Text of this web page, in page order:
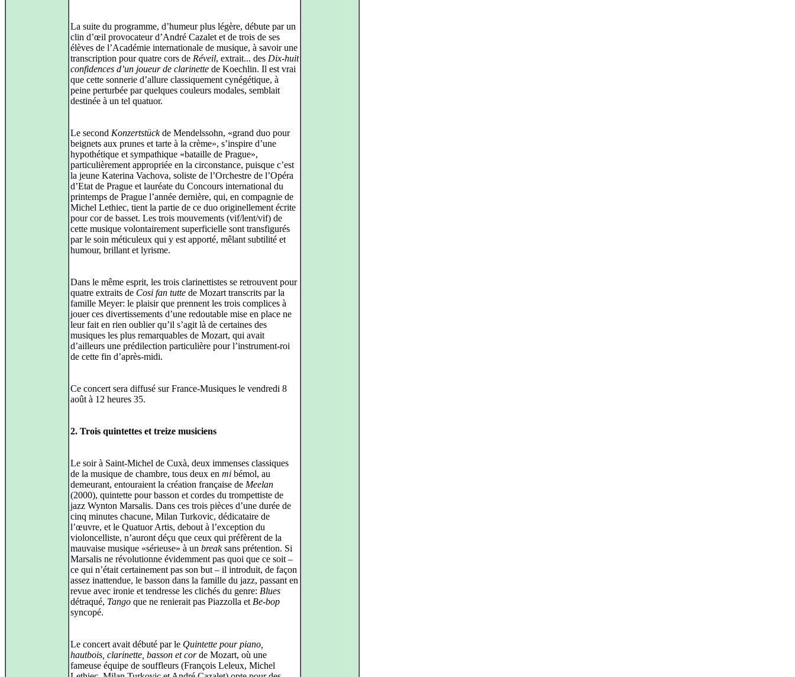
La suite du programme, d’humeur plus légère, débute par un
clin d’œil provocateur d’André Cazalet et de trois de ses
élèves de l’Académie internationale de musique, à savoir une
transcription pour quatre cors de Réveil, extrait... des Dix-huit
confidences d’un joueur de clarinette de Koechlin. Il est vrai
que cette sonnerie d’allure classiquement cynégétique, à
peine perturbée par quelques couleurs modales, semblait
destinée à un tel quatuor.
Le second Konzertstückde Mendelssohn, «grand duo pour
beignets aux prunes et tarte à la crème», s’inspire d’une
hypothétique et sympathique «bataille de Prague»,
particulièrement appropriée en la circonstance, puisque c’est
la jeune Katerina Vachova, soliste de l’Orchestre de l’Opéra
d’Etat de Prague et lauréate du Concours international du
printemps de Prague l’année dernière, qui, en compagnie de
Michel Lethiec, tient la partie de ce duo originellement écrite
pour cor de basset. Les trois mouvements (vif/lent/vif) de
cette musique volontairement superficielle sont transfigurés
par le soin méticuleux qui y est apporté, mêlant subtilité et
humour, brillant et lyrisme.
Dans le même esprit, les trois clarinettistes se retrouvent pour
quatre extraits de Cosi fan tutte de Mozart transcrits par la
famille Meyer: le plaisir que prennent les trois complices à
jouer ces divertissements d’une redoutable mise en place ne
leur fait en rien oublier qu’il s’agit là de certaines des
musiques les plus remarquables de Mozart, qui avait
d’ailleurs une prédilection particulière pour l’instrument-roi
de cette fin d’après-midi.
Ce concert sera diffusé sur France-Musiques le vendredi 8
août à 12 heures 35.
2. Trois quintettes et treize musiciens
Le soir à Saint-Michel de Cuxà, deux immenses classiques
de la musique de chambre, tous deux en mi bémol, au
demeurant, entouraient la création française de Meelan
(2000), quintette pour basson et cordes du trompettiste de
jazz Wynton Marsalis. Dans ces trois pièces d’une durée de
cinq minutes chacune, Milan Turkovic, dédicataire de
l’œuvre, et le Quatuor Artis, debout à l’exception du
violoncelliste, n’auront déçu que ceux qui préfèrent de la
mauvaise musique «sérieuse» à un breaksans prétention. Si
Marsalis ne révolutionne évidemment pas quoi que ce soit –
ce qui n’était certainement pas son but – il introduit, de façon
assez inattendue, le basson dans la famille du jazz, passant en
revue avec ironie et tendresse les clichés du genre: Blues
détraqué, Tango que ne renierait pas Piazzolla et Be-bop
syncopé.
Le concert avait débuté par le Quintette pour piano,
hautbois, clarinette, basson et corde Mozart, où une
fameuse équipe de souffleurs (François Leleux, Michel